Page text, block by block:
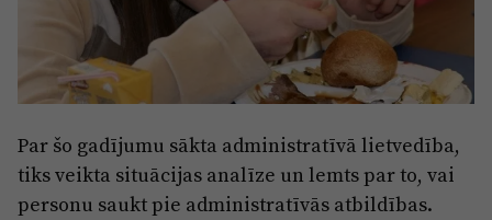
Ropaži
Salaspils
Saulkrasti
Iedvesmai nav vecuma
Vide
Kontakti
Reklāma
Par šo gadījumu sākta administratīvā lietvedība,
tiks veikta situācijas analīze un lemts par to, vai
personu saukt pie administratīvās atbildības.